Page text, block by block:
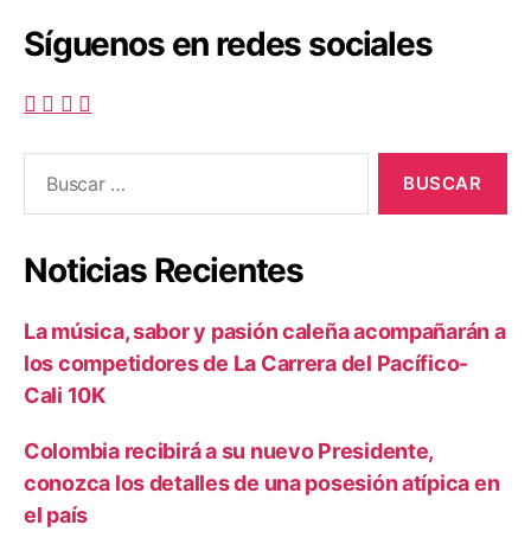
Síguenos en redes sociales
Noticias Recientes
La música, sabor y pasión caleña acompañarán a
los competidores de La Carrera del Pacífico-
Cali 10K
Colombia recibirá a su nuevo Presidente,
conozca los detalles de una posesión atípica en
el país